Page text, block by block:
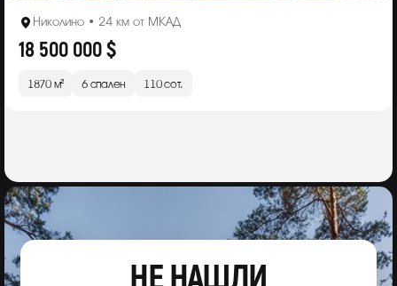
Николино • 24 км от МКАД
18 500 000 $
1870 м² 6 спален 110 сот.